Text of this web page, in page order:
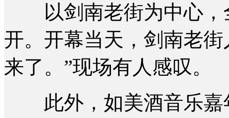
以剑南老街为中心，
开。开幕当天，剑南老
来了。”现场有人感叹。
此外，如美酒音乐嘉